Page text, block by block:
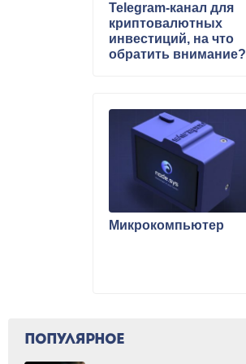
Telegram-канал для
криптовалютных
инвестиций, на что
обратить внимание?
Микрокомпьютер
ПОПУЛЯРНОЕ